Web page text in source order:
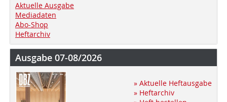
Aktuelle Ausgabe
Mediadaten
Abo-Shop
Heftarchiv
Ausgabe 07-08/2026
» Aktuelle Heftausgabe
» Heftarchiv